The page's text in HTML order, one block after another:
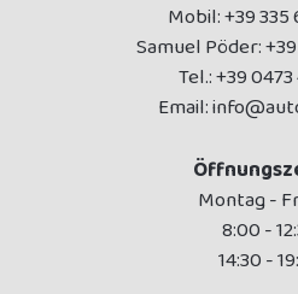
Mobil:+39
Samuel Pöder:
Tel.:+39
Email:
Montag -
8:00 -
14:30 -